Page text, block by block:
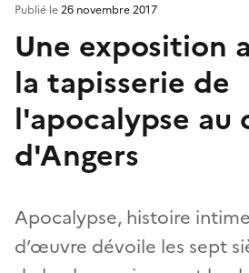
Une exposition
la tapisserie de
l'apocalypse au
d'Angers
Apocalypse, histoire
d’œuvre dévoile les sept
Publié le26 novembre 2017